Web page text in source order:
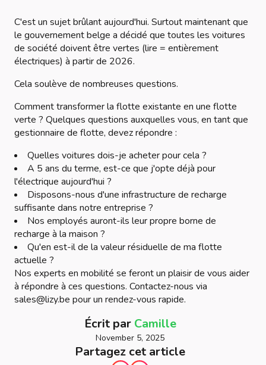
C'est un sujet brûlant aujourd'hui. Surtout maintenant que
le gouvernement belge a décidé que toutes les voitures
de société doivent être vertes (lire = entièrement
électriques) à partir de 2026.
Cela soulève de nombreuses questions.
Comment transformer la flotte existante en une flotte
verte ? Quelques questions auxquelles vous, en tant que
gestionnaire de flotte, devez répondre :
Quelles voitures dois-je acheter pour cela ?
A 5 ans du terme, est-ce que j'opte déjà pour
l'électrique aujourd'hui ?
Disposons-nous d'une infrastructure de recharge
suffisante dans notre entreprise ?
Nos employés auront-ils leur propre borne de
recharge à la maison ?
Qu'en est-il de la valeur résiduelle de ma flotte
actuelle ?
Nos experts en mobilité se feront un plaisir de vous aider
à répondre à ces questions. Contactez-nous via
sales@lizy.be pour un rendez-vous rapide.
Écrit par Camille
November 5, 2025
Partagez cet article